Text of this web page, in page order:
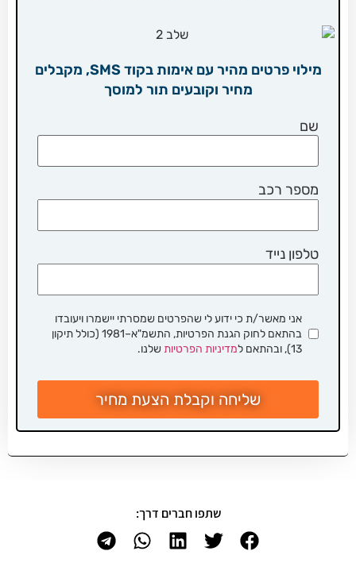
מילוי פרטים מהיר עם אימות בקוד SMS, מקבלים
מחיר וקובעים תור למוסך
שם
מספר רכב
טלפון נייד
אני מאשר/ת כי ידוע לי שהפרטים שמסרתי יישמרו ויעובדו
בהתאם לחוק הגנת הפרטיות, התשמ"א–1981 (כולל תיקון
13), ובהתאם ל
מדיניות הפרטיות שלנו.
שליחה וקבלת הצעת מחיר
שתפו חברים דרך: